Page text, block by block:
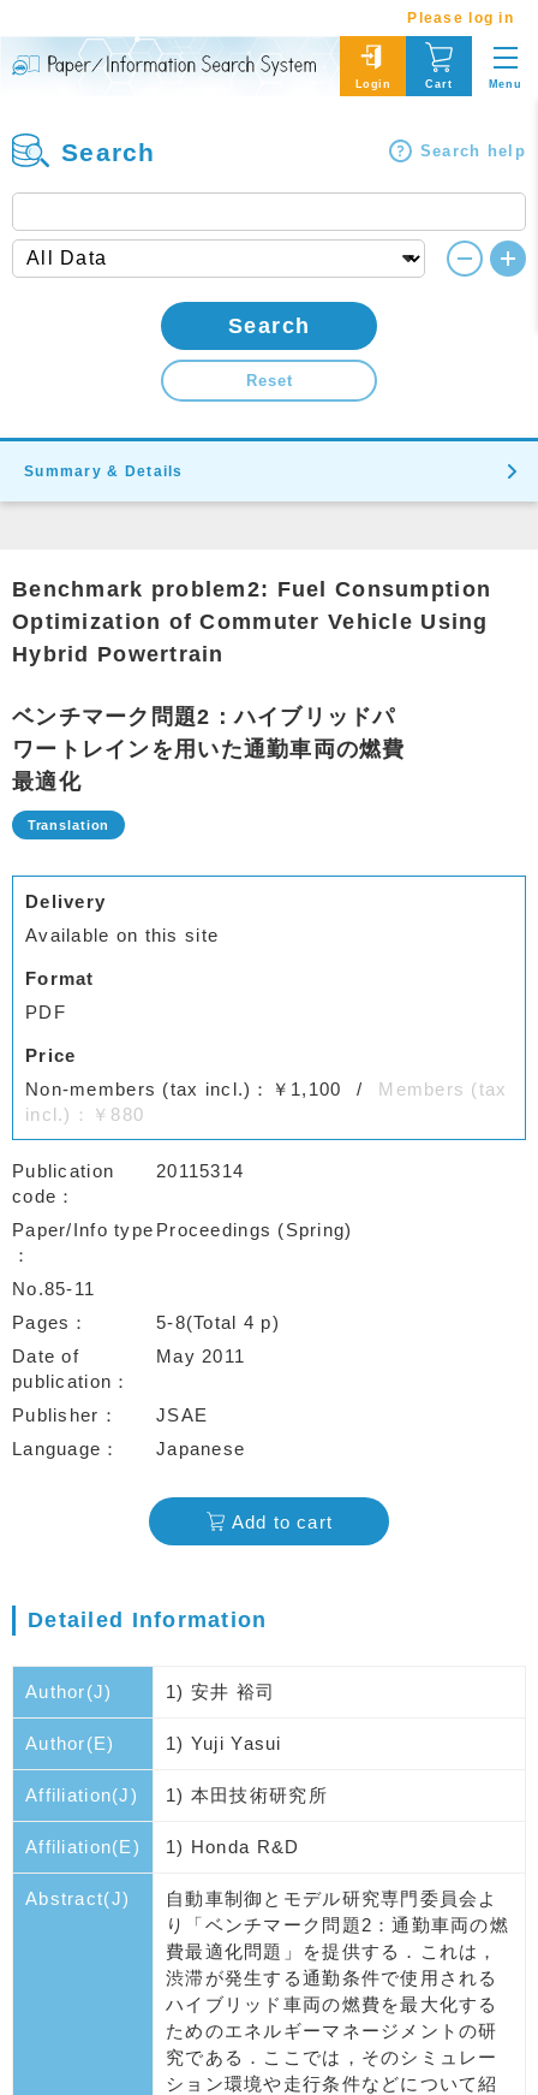
Please log in
Login Cart Menu
Search Search help
Search
Reset
Summary & Details
Benchmark problem2: Fuel Consumption
Optimization of Commuter Vehicle Using
Hybrid Powertrain
ベンチマーク問題2：ハイブリッドパ
ワートレインを用いた通勤車両の燃費
最適化
Delivery
Available on this site
Format
PDF
Price
Non-members (tax incl.)：￥1,100
Members (tax
incl.)：￥880
Publication
code
20115314
Paper/Info type Proceedings (Spring)
No.85-11
Pages
5-8(Total 4 p)
Date of
publication
May 2011
Publisher
JSAE
Language
Japanese
Add to cart
Detailed Information
Author(J) 1) 安井 裕司
Author(E) 1) Yuji Yasui
Affiliation(J) 1) 本田技術研究所
Affiliation(E) 1) Honda R&D
Abstract(J)
自動車制御とモデル研究専門委員会よ
り「ベンチマーク問題2：通勤車両の燃
費最適化問題」を提供する．これは，
渋滞が発生する通勤条件で使用される
ハイブリッド車両の燃費を最大化する
ためのエネルギーマネージメントの研
究である．ここでは，そのシミュレー
ション環境や走行条件などについて紹